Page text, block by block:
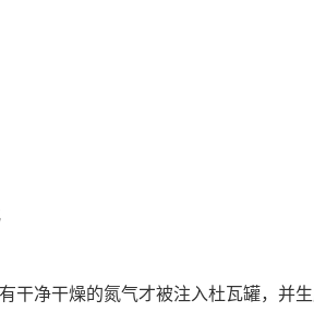
干净干燥的氮气才被注入杜瓦罐，并